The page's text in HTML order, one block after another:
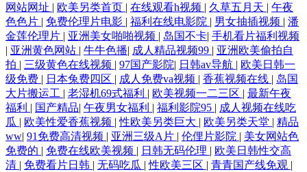
网站网址 | 欧美另类首页 | 在线观看h视频 | 久草五月天 | 午夜
色色片 | 免费伦理片电影 | 福利在线电影院 | 男女抽插视频 | 潘
金莲伦理片 | 亚洲美女啪啪视频 | 岛国不卡| 手机看片福利视频
| 亚洲黄色网站 | 牛牛色播| 成人精品视频99 | 亚洲欧美偷拍自
拍 | 三级黄色在线视频 | 97国产影院| 日韩av导航 | 欧美日韩一
级免费 | 日本兔费四区 | 成人免费va视频 | 香蕉视频在线 | 岛国
大片搬运工 | 老湿机69式福利 | 欧美视频一二三区 | 最新午夜
福利 | 国产精品| 午夜男女福利 | 福利影院95 | 成人视频在线吃
瓜 | 欧美性爱香蕉视频 |性欧美另类巨大 | 欧美另类天堂 | 精品
ww| 91免费高清视频 | 亚洲三级A片 | 伦俚片影院 | 美女网站色
免费的 | 免费在线欧美视频 | 日韩无码伦理 | 欧美日韩性交高
清 | 免费看片日韩 | 无码吃瓜 |性欧美三区 | 青青国产线免观 |